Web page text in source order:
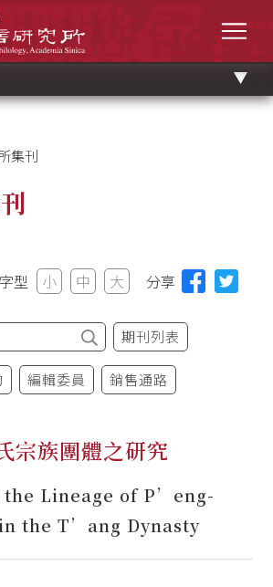
集刊
字型 小 中 大 分享
期刊列表
編輯委員 銷售通路
宗族團體之研究
the Lineage of P’eng-
the T’ang Dynasty